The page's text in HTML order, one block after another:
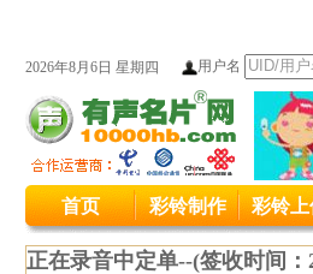
2026年8月6日 星期四 用户名
本站
本站原
首页 彩铃制作 彩铃上
正在录音中定单--(签收时间：